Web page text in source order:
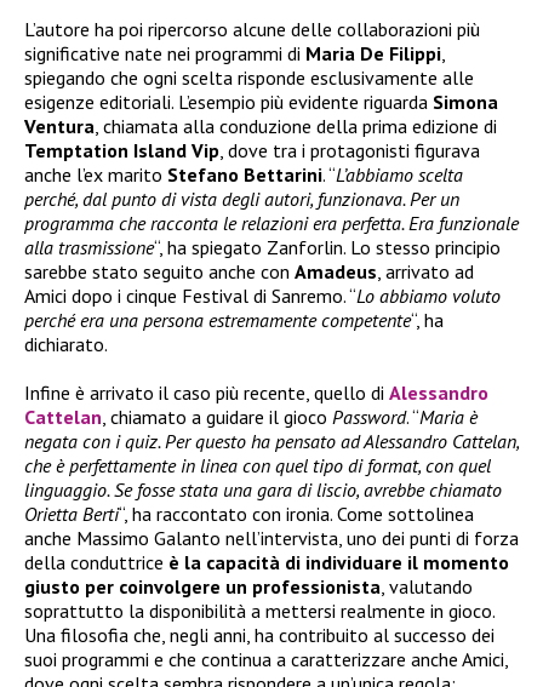
L’autore ha poi ripercorso alcune delle collaborazioni più
significative nate nei programmi di Maria De Filippi,
spiegando che ogni scelta risponde esclusivamente alle
esigenze editoriali. L’esempio più evidente riguarda Simona
Ventura, chiamata alla conduzione della prima edizione di
Temptation Island Vip, dove tra i protagonisti figurava
anche l’ex marito Stefano Bettarini. “L’abbiamo scelta
perché, dal punto di vista degli autori, funzionava. Per un
programma che racconta le relazioni era perfetta. Era funzionale
alla trasmissione“, ha spiegato Zanforlin. Lo stesso principio
sarebbe stato seguito anche con Amadeus, arrivato ad
Amici dopo i cinque Festival di Sanremo. “Lo abbiamo voluto
perché era una persona estremamente competente“, ha
dichiarato.
Infine è arrivato il caso più recente, quello di Alessandro
Cattelan, chiamato a guidare il gioco Password. “Maria è
negata con i quiz. Per questo ha pensato ad Alessandro Cattelan,
che è perfettamente in linea con quel tipo di format, con quel
linguaggio. Se fosse stata una gara di liscio, avrebbe chiamato
Orietta Berti“, ha raccontato con ironia. Come sottolinea
anche Massimo Galanto nell’intervista, uno dei punti di forza
della conduttrice è la capacità di individuare il momento
giusto per coinvolgere un professionista, valutando
soprattutto la disponibilità a mettersi realmente in gioco.
Una filosofia che, negli anni, ha contribuito al successo dei
suoi programmi e che continua a caratterizzare anche Amici,